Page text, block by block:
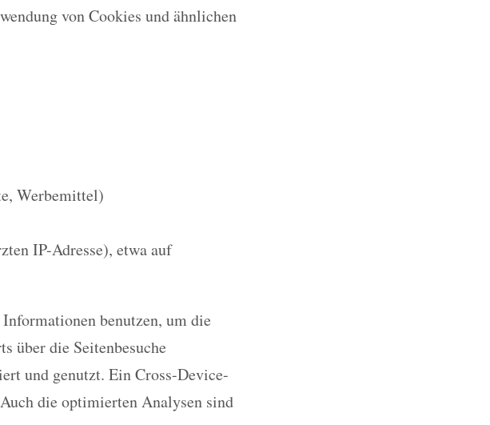
von Cookies und ähnlichen
Werbemittel)
IP-Adresse), etwa auf
benutzen, um die
über die Seitenbesuche
und genutzt. Ein Cross-Device-
die optimierten Analysen sind